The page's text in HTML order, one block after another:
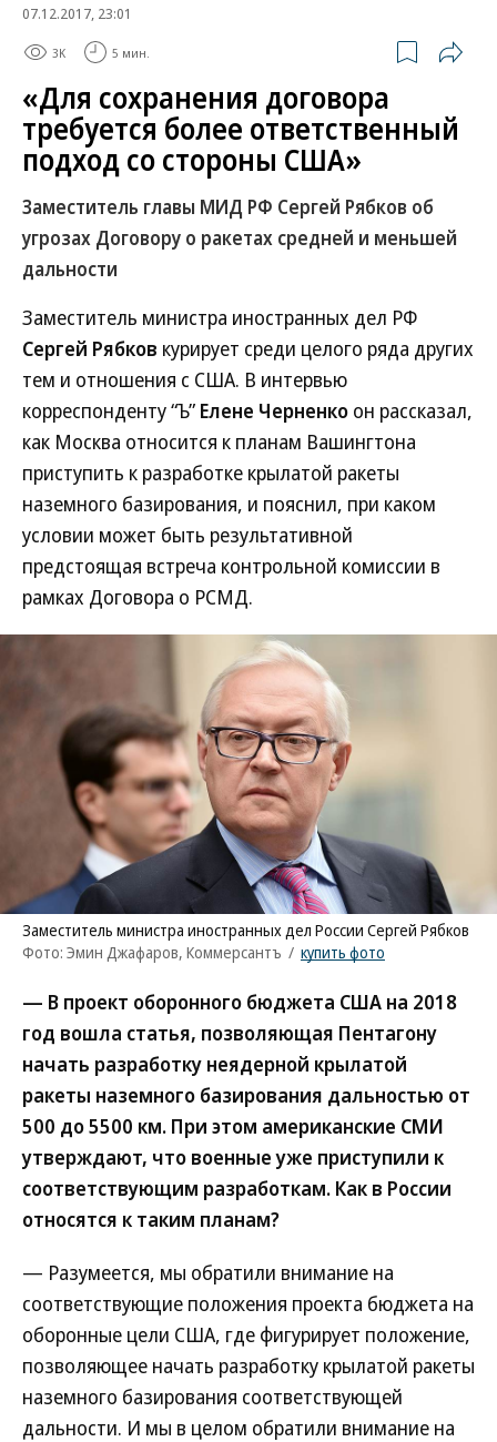
07.12.2017, 23:01
3K 5 мин.
«Для сохранения договора
требуется более ответственный
подход со стороны США»
Заместитель главы МИД РФ Сергей Рябков об
угрозах Договору о ракетах средней и меньшей
дальности
Заместитель министра иностранных дел РФ
Сергей Рябков курирует среди целого ряда других
тем и отношения с США. В интервью
корреспонденту “Ъ” Елене Черненко он рассказал,
как Москва относится к планам Вашингтона
приступить к разработке крылатой ракеты
наземного базирования, и пояснил, при каком
условии может быть результативной
предстоящая встреча контрольной комиссии в
рамках Договора о РСМД.
Заместитель министра иностранных дел России Сергей Рябков
Фото: Эмин Джафаров, Коммерсантъ / купить фото
— В проект оборонного бюджета США на 2018
год вошла статья, позволяющая Пентагону
начать разработку неядерной крылатой
ракеты наземного базирования дальностью от
500 до 5500 км. При этом американские СМИ
утверждают, что военные уже приступили к
соответствующим разработкам. Как в России
относятся к таким планам?
— Разумеется, мы обратили внимание на
соответствующие положения проекта бюджета на
оборонные цели США, где фигурирует положение,
позволяющее начать разработку крылатой ракеты
наземного базирования соответствующей
дальности. И мы в целом обратили внимание на